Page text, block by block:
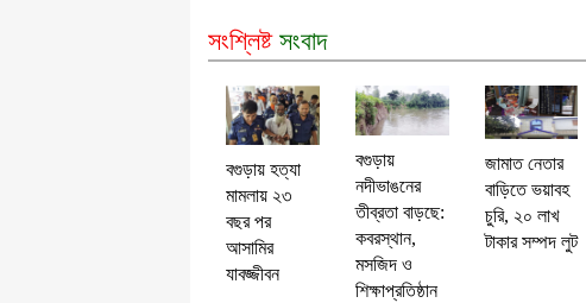
সংশ্লিষ্ট সংবাদ
বগুড়ায় হত্যা
মামলায় ২৩
বছর পর
আসামির
যাবজ্জীবন
বগুড়ায়
নদীভাঙনের
তীব্রতা বাড়ছে:
কবরস্থান,
মসজিদ ও
শিক্ষাপ্রতিষ্ঠান
জামাত নেতার
বাড়িতে ভয়াবহ
চুরি, ২০ লাখ
টাকার সম্পদ লুট